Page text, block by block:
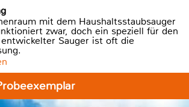
mit dem Haushaltsstaubsauger
zwar, doch ein speziell für den
Sauger ist oft die